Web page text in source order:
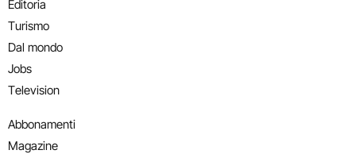
Editoria
Turismo
Dal mondo
Jobs
Television
Abbonamenti
Magazine